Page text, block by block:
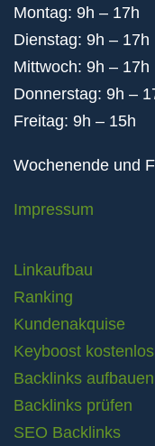
Montag: 9h – 17h
Dienstag: 9h – 17h
Mittwoch: 9h – 17h
Donnerstag: 9h –
Freitag: 9h – 15h
Wochenende und
Impressum
Linkaufbau
Ranking
Kundenakquise
Keyboost
Backlinks aufbauen
Backlinks prüfen
SEO Backlinks